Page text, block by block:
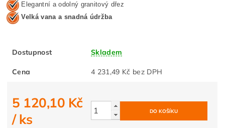
Elegantní a odolný granitový dřez
Velká vana a snadná údržba
Dostupnost Skladem
Cena 4 231,49 Kč bez DPH
5 120,10 Kč
/ ks